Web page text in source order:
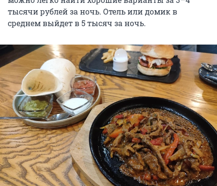
тысячи рублей за ночь. Отель или домик в
среднем выйдет в 5 тысяч за ночь.